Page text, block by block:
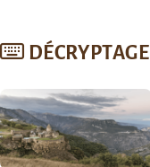
DÉCRYPTAGE